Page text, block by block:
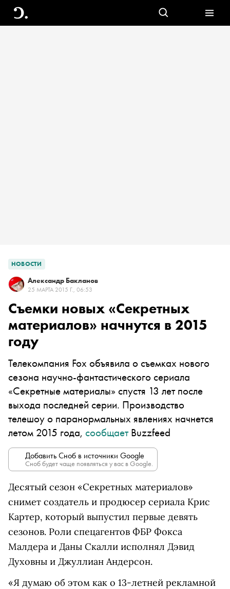
НОВОСТИ
Александр Бакланов
25 МАРТА 2015 Г., 06:53
Съемки новых «Секретных
материалов» начнутся в 2015
году
Телекомпания Fox объявила о съемках нового
сезона научно-фантастического сериала
«Секретные материалы» спустя 13 лет после
выхода последней серии. Производство
телешоу о паранормальных явлениях начнется
летом 2015 года, сообщаетBuzzfeed
Добавить Сноб в источники Google
Сноб будет чаще появляться у вас в Google.
Десятый сезон «Секретных материалов»
снимет создатель и продюсер сериала Крис
Картер, который выпустил первые девять
сезонов. Роли спецагентов ФБР Фокса
Малдера и Даны Скалли исполнял Дэвид
Духовны и Джуллиан Андерсон.
«Я думаю об этом как о 13-летней рекламной